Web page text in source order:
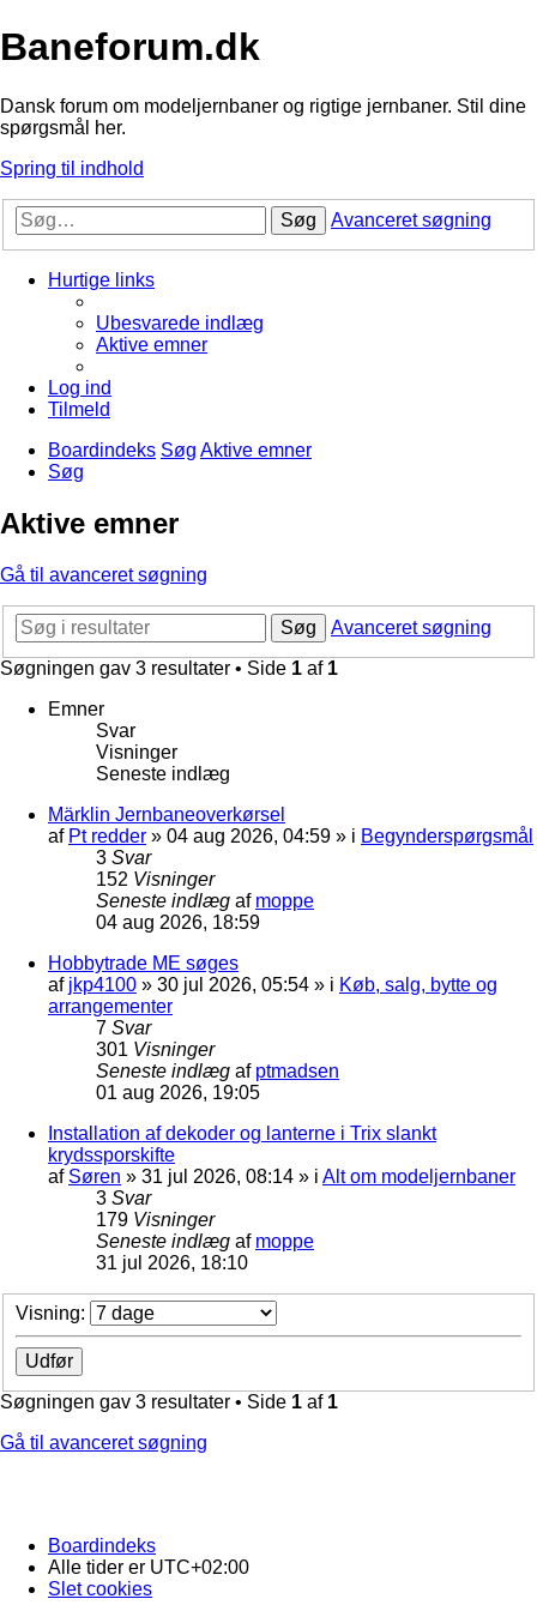
Baneforum.dk
Dansk forum om modeljernbaner og rigtige jernbaner. Stil dine
spørgsmål her.
Spring til indhold
Søg Avanceret søgning
Hurtige links
Ubesvarede indlæg
Aktive emner
Log ind
Tilmeld
Boardindeks Søg Aktive emner
Søg
Aktive emner
Gå til avanceret søgning
Søg
Avanceret søgning
Søgningen gav 3 resultater • Side 1 af 1
Emner
Svar
Visninger
Seneste indlæg
Märklin Jernbaneoverkørsel
af Pt redder » 04 aug 2026, 04:59 » i Begynderspørgsmål
3 Svar
152 Visninger
Seneste indlæg af moppe
04 aug 2026, 18:59
Hobbytrade ME søges
af jkp4100 » 30 jul 2026, 05:54 » i Køb, salg, bytte og
arrangementer
7 Svar
301 Visninger
Seneste indlæg af ptmadsen
01 aug 2026, 19:05
Installation af dekoder og lanterne i Trix slankt
krydssporskifte
af Søren » 31 jul 2026, 08:14 » i Alt om modeljernbaner
3 Svar
179 Visninger
Seneste indlæg af moppe
31 jul 2026, 18:10
Visning:
Søgningen gav 3 resultater • Side 1 af 1
Gå til avanceret søgning
Boardindeks
Alle tider er UTC+02:00
Slet cookies